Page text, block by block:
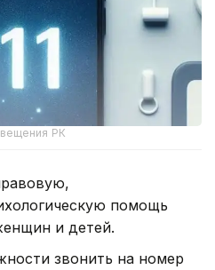
РК
помощь
и детей.
звонить на номер